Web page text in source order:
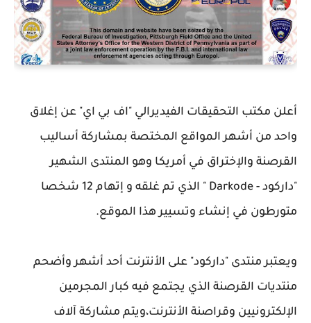
أعلن مكتب التحقيقات الفيديرالي "اف بي اي" عن إغلاق
واحد من أشهر المواقع المختصة بمشاركة أساليب
القرصنة والإختراق في أمريكا وهو المنتدى الشهير
"داركود - Darkode " الذي تم غلقه و إتهام 12 شخصا
متورطون في إنشاء وتسيير هذا الموقع.
ويعتبر منتدى "داركود" على الأنترنت أحد أشهر وأضحم
منتديات القرصنة الذي يجتمع فيه كبار المجرمين
الإلكترونيين وقراصنة الأنترنت،ويتم مشاركة آلاف